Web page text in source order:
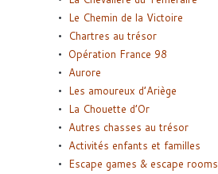
Le Chemin de la Victoire
Chartres au trésor
Opération France 98
Aurore
Les amoureux d’Ariège
La Chouette d’Or
Autres chasses au trésor
Activités enfants et familles
Escape games & escape rooms